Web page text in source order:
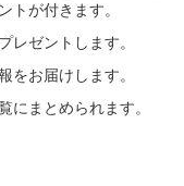
トが付きます。
レゼントします。
をお届けします。
にまとめられます。